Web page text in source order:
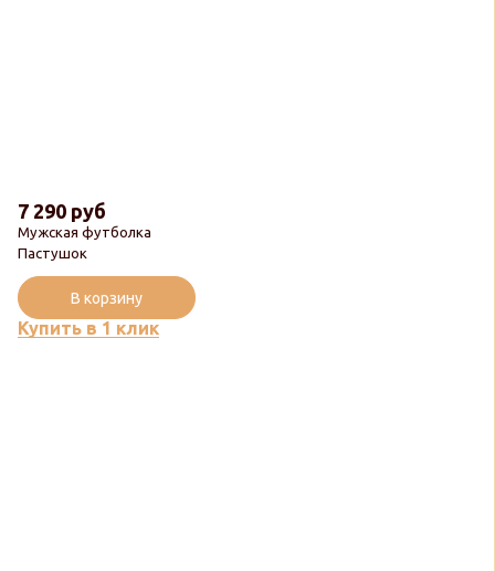
Мужская футболка
Пастушок
7 290 руб
Купить в 1 клик
В корзину